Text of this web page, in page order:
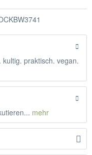
praktisch. vegan.
mehr